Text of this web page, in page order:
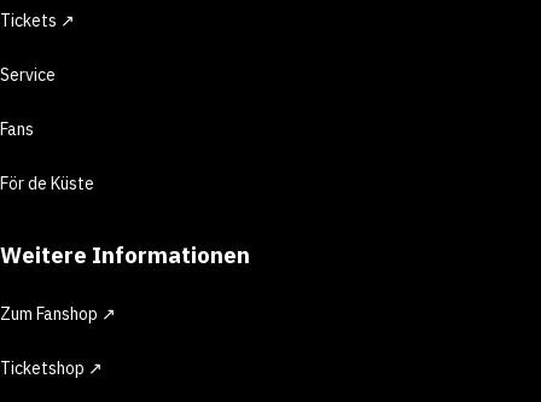
Tickets ↗
Service
Fans
För de Küste
Weitere Informationen
Zum Fanshop ↗
Ticketshop ↗